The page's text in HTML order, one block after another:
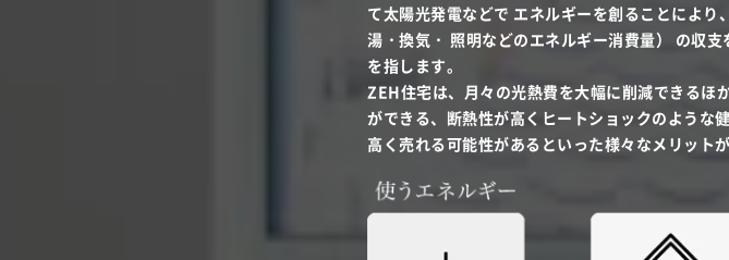
て太陽光発電などで エネルギーを創ることによ
湯・換気・ 照明などのエネルギー消費量） の収
を指します。
ZEH住宅は、月々の光熱費を大幅に削減できるほ
ができる、断熱性が高くヒートショックのような
高く売れる可能性があるといった様々なメリット